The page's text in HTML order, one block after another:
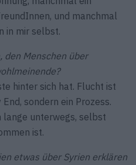
und manchmal
in mir selbst.
Menschen über
hinter sich hat. Flucht ist
sondern ein Prozess.
unterwegs, selbst
ist.
etwas über Syrien erklären